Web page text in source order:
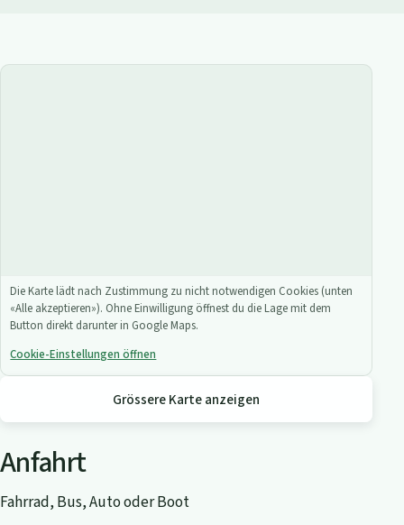
Die Karte lädt nach Zustimmung zu nicht notwendigen Cookies (unten
«Alle akzeptieren»). Ohne Einwilligung öffnest du die Lage mit dem
Button direkt darunter in Google Maps.
Cookie-Einstellungen öffnen
Grössere Karte anzeigen
Anfahrt
Fahrrad, Bus, Auto oder Boot